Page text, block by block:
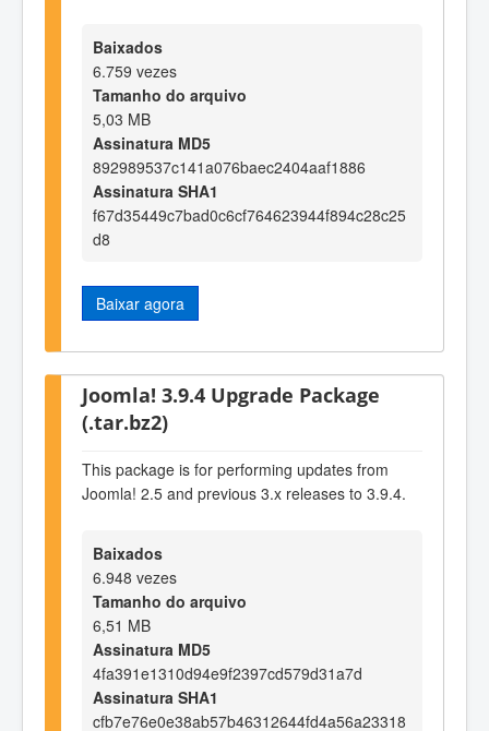
Baixados
6.759 vezes
Tamanho do arquivo
5,03 MB
Assinatura MD5
892989537c141a076baec2404aaf1886
Assinatura SHA1
f67d35449c7bad0c6cf764623944f894c28c25
d8
Baixar agora
Joomla! 3.9.4 Upgrade Package
(.tar.bz2)
This package is for performing updates from
Joomla! 2.5 and previous 3.x releases to 3.9.4.
Baixados
6.948 vezes
Tamanho do arquivo
6,51 MB
Assinatura MD5
4fa391e1310d94e9f2397cd579d31a7d
Assinatura SHA1
cfb7e76e0e38ab57b46312644fd4a56a23318